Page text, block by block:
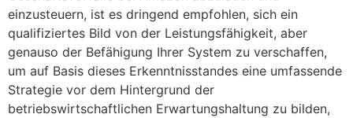
einzusteuern, ist es dringend empfohlen, sich ein
qualifiziertes Bild von der Leistungsfähigkeit, aber
genauso der Befähigung Ihrer System zu verschaffen,
um auf Basis dieses Erkenntnisstandes eine umfassende
Strategie vor dem Hintergrund der
betriebswirtschaftlichen Erwartungshaltung zu bilden,